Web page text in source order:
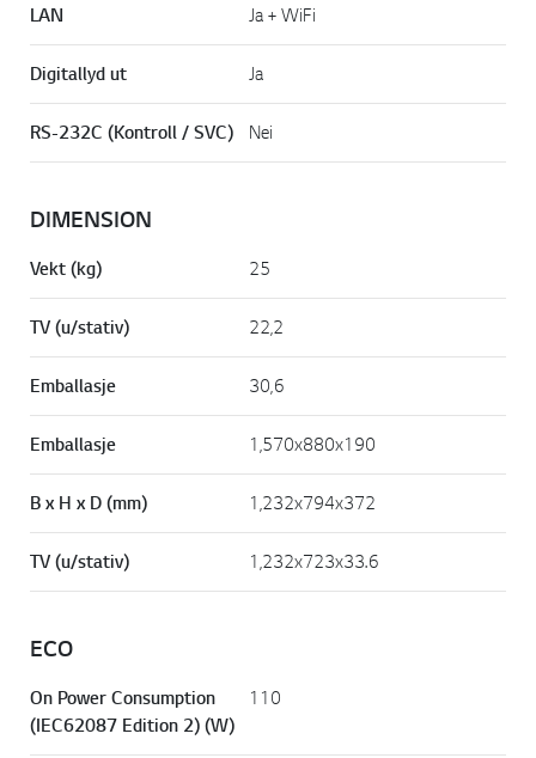
LAN Ja + WiFi
Digitallyd ut Ja
RS-232C (Kontroll / SVC) Nei
DIMENSION
Vekt (kg) 25
TV (u/stativ) 22,2
Emballasje 30,6
Emballasje 1,570x880x190
B x H x D (mm) 1,232x794x372
TV (u/stativ) 1,232x723x33.6
ECO
On Power Consumption
(IEC62087 Edition 2) (W)
110